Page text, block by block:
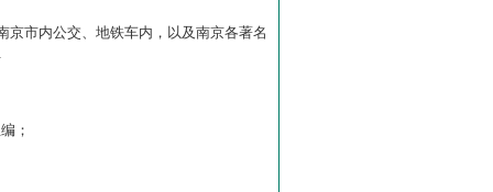
市内公交、地铁车内，以及南京各著名
；